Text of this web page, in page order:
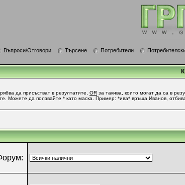
Въпроси/Отговори Търсене Потребители
да присъстват в резултатите, OR за такива, които могат да са в
Можете да ползвайте * като маска. Пример: *ива* връща Иванов,